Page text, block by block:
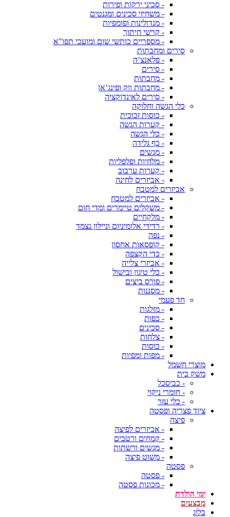
- סכיני ירקות ופירות
- משחיזי סכינים ומגנטים
- מנדולינות ופומפיות
- קרשי חיתוך
- מספריים כותשי שום ומועכי תפו"א
סירים ומחבתות
- פלאנצ’ה
- סירים
- מחבתות
- מחבתות ווק ופינג’אן
- סירים לאינדוקציה
כלי הגשה וחלוקה
- כוסות זכוכית
- קערות הגשה
- כלי הגשה
- כף גלידה
- מגשים
- מלחיות ופלפליות
- קערות ערבוב
- אביזרים לחינה
אביזרים למטבח
- אביזרים למטבח
- משקלים טיימרים ומדי חום
- מלקחיים
- רדידי אלומיניום וניילון נצמד
- נפה
- קופסאות אחסון
- כדי הקצפה
- אביזרי צלייה
- כלי טיגון ובישול
- פורס ביצים
- מסננות
חד פעמי
- מזלגות
- כפות
- סכינים
- צלחות
- כוסות
- מפות ומפיות
מוצרי חשמל
משק בית
- כביסכל
- חומרי ניקוי
- כלי עזר
ציוד פצריה ופסטה
פיצה
- אביזרים לפיצה
- קמחים ורטבים
- מגשים ורשתות
- משוט פיצה
פסטה
- פסטה
- מכונות פסטה
ימי הולדת
מבצעים
בלוג